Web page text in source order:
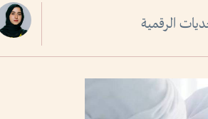
الرقمية